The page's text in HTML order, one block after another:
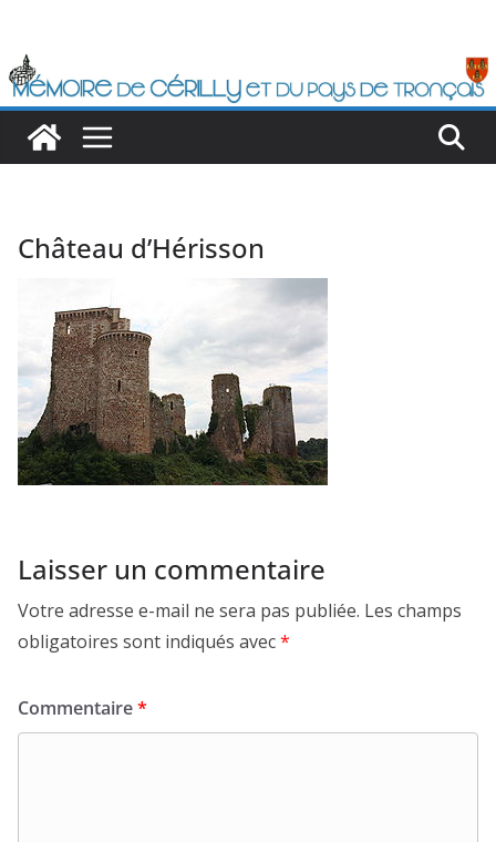
contenu
Château d’Hérisson
Laisser un commentaire
Votre adresse e-mail ne sera pas publiée. Les champs
obligatoires sont indiqués avec*
Commentaire*